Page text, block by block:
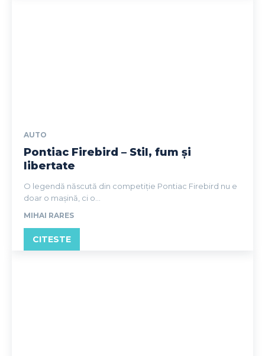
AUTO
Pontiac Firebird – Stil, fum și
libertate
O legendă născută din competiție Pontiac Firebird nu e
doar o mașină, ci o...
MIHAI RARES
CITESTE